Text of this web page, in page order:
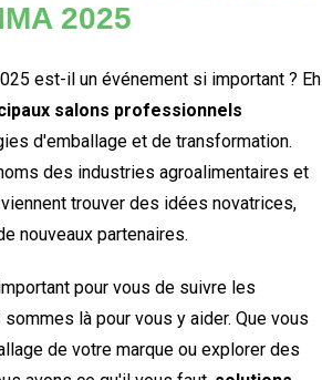
2025
est-il un événement si important ? Eh
salons professionnels
d'emballage et de transformation.
des industries agroalimentaires et
trouver des idées novatrices,
nouveaux partenaires.
pour vous de suivre les
là pour vous y aider. Que vous
de votre marque ou explorer des